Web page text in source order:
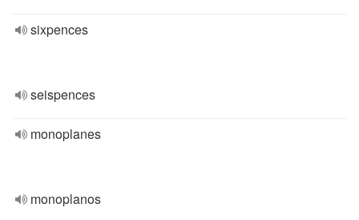
sixpences
seispences
monoplanes
monoplanos